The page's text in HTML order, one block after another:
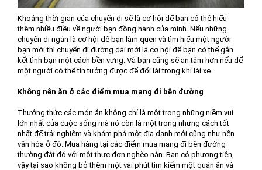
Khoảng thời gian của chuyến đi sẽ là cơ hội để bạn có thể hiểu
thêm nhiều điều về người bạn đồng hành của mình. Nếu những
chuyến đi ngắn là cơ hội để bạn làm quen và tìm hiểu một người
bạn mới thì chuyến đi đường dài mới là cơ hội để bạn có thể gắn
kết tình bạn một cách bền vững. Và bạn cũng sẽ an tâm hơn nếu để
một người có thể tin tưởng được để đổi lái trong khi lái xe.
Không nên ăn ở các điểm mua mang đi bên đường
Thưởng thức các món ăn không chỉ là một trong những niềm vui
lớn nhất của cuộc sống mà nó còn là một trong những cách tốt
nhất để trải nghiệm và khám phá một địa danh mới cũng như nền
văn hóa ở đó. Mua hàng tại các điểm mua mang đi bên đường
thường đắt đỏ với một thực đơn nghèo nàn. Bạn có phương tiện,
vậy tại sao không bỏ thêm một vài phút tìm kiếm một quán ăn và